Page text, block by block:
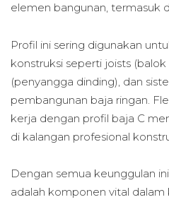
elemen bangunan, termasuk
Profil ini sering digunakan
konstruksi seperti joists
(penyangga dinding), dan
pembangunan baja ringan.
kerja dengan profil baja C
di kalangan profesional
Dengan semua keunggulan
adalah komponen vital dalam